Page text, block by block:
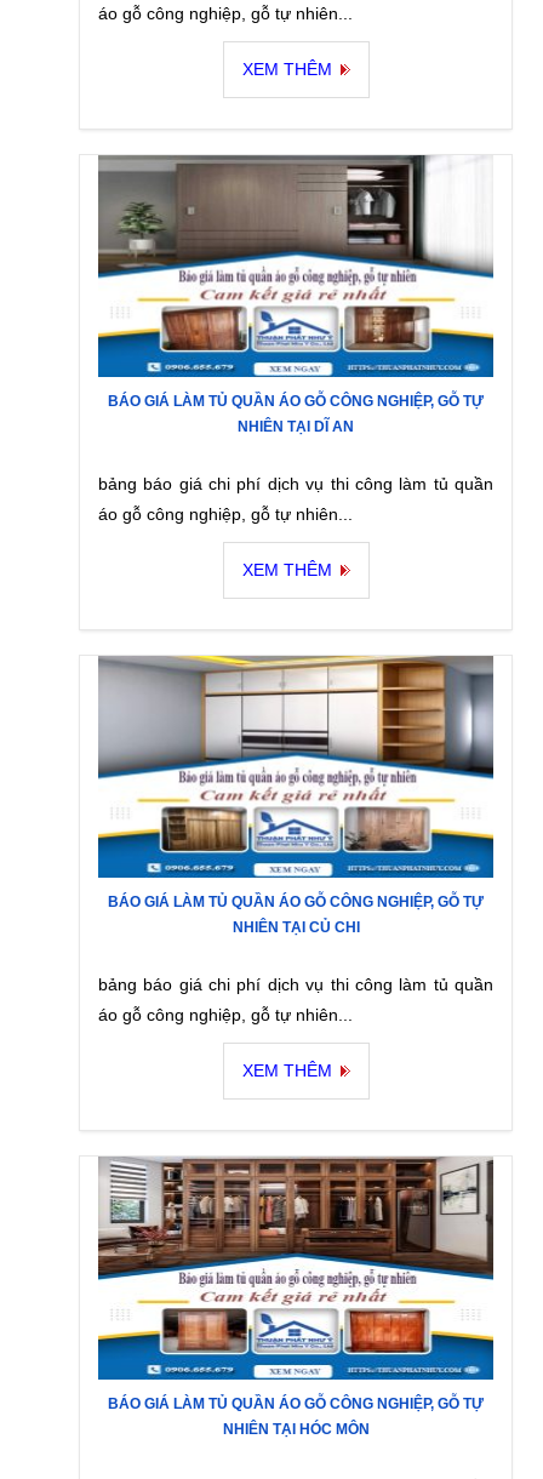
áo gỗ công nghiệp, gỗ tự nhiên...
XEM THÊM
BÁO GIÁ LÀM TỦ QUẦN ÁO GỖ CÔNG NGHIỆP, GỖ TỰ
NHIÊN TẠI DĨ AN
bảng báo giá chi phí dịch vụ thi công làm tủ quần
áo gỗ công nghiệp, gỗ tự nhiên...
XEM THÊM
BÁO GIÁ LÀM TỦ QUẦN ÁO GỖ CÔNG NGHIỆP, GỖ TỰ
NHIÊN TẠI CỦ CHI
bảng báo giá chi phí dịch vụ thi công làm tủ quần
áo gỗ công nghiệp, gỗ tự nhiên...
XEM THÊM
BÁO GIÁ LÀM TỦ QUẦN ÁO GỖ CÔNG NGHIỆP, GỖ TỰ
NHIÊN TẠI HÓC MÔN